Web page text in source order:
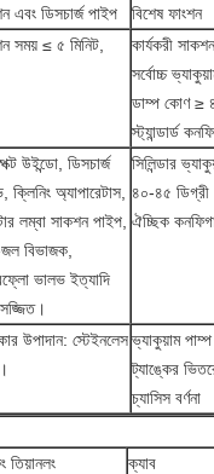
এবং ডিসচার্জ পাইপ
বিশেষ ফাংশন
সময় ≤ ৫ মিনিট,
কার্যকরী
সর্বোচ্চ
ডাম্প কোণ ≥
স্ট্যান্ডার্ড
উইন্ডো, ডিসচার্জ
ক্লিনিং অ্যাপারেটাস,
লম্বা সাকশন পাইপ,
বিভাজক,
ভালভ ইত্যাদি
সিলিন্ডার
৪০-৪৫
ঐচ্ছিক
উপাদান: স্টেইনলেসভ্যাকুয়াম
ট্যাঙ্কের
চ্যাসিস বর্ণনা
তিয়ানলং
ক্যাব